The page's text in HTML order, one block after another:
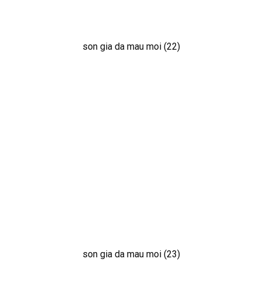
son gia da mau moi (22)
son gia da mau moi (23)